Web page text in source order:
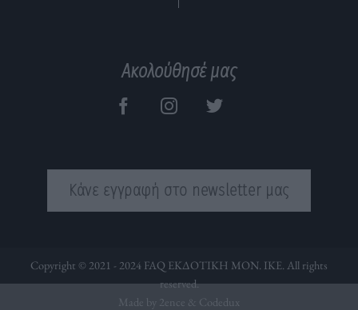
Ακολούθησέ μας
Κάνε εγγραφή στο newsletter μας
Copyright © 2021 - 2024 FAQ ΕΚΔΟΤΙΚΗ ΜΟΝ. ΙΚΕ. All rights
reserved.
Made by 2ence & Codedux